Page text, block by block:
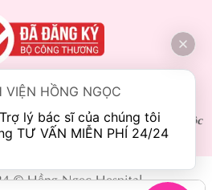
thông tin tham khảo, kết quả phụ thuộc
cơ địa mỗi người.
© Hồng Ngọc Hospital
VIỆN HỒNG NGỌC
lý bác sĩ của chúng tôi
TƯ VẤN MIỄN PHÍ 24/24